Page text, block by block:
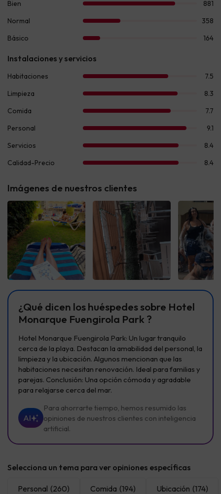
Imágenes de nuestros clientes
¿Qué dicen los huéspedes sobre Hotel
Monarque Fuengirola Park ?
Hotel Monarque Fuengirola Park: Un lugar tranquilo
cerca de la playa. Destacan la amabilidad del personal, la
limpieza y la ubicación. Algunos mencionan que las
habitaciones necesitan renovación. Ideal para familias y
parejas. Conclusión: Una opción cómoda y agradable
para relajarse cerca del mar.
AI
Para ahorrarte tiempo, hemos resumido las
opiniones de nuestros clientes con inteligencia
artificial.
Selecciona un tema para ver opiniones específicas
Personal (260) Comida (194) Ubicación (174)